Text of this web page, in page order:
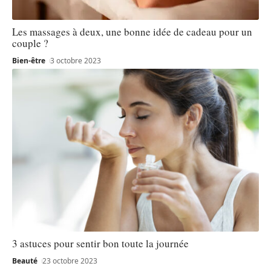
Les massages à deux, une bonne idée de cadeau pour un
couple ?
Bien-être 3 octobre 2023
3 astuces pour sentir bon toute la journée
Beauté 23 octobre 2023